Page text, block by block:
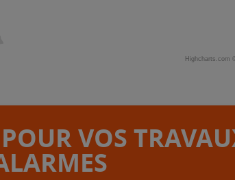
Highcharts.com
VOS